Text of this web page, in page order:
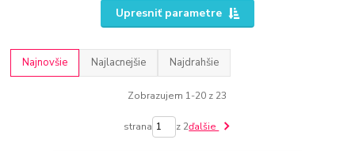
Upresniť parametre
Najnovšie Najlacnejšie Najdrahšie
Zobrazujem 1-20 z 23
strana z 2ďalšie